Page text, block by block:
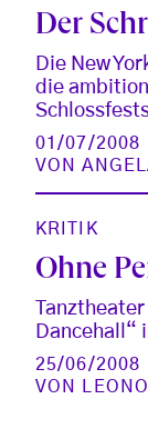
Der
Die New
die
01/07/2008
VON
KRITIK
Ohne
Dancehall“
25/06/2008
VON